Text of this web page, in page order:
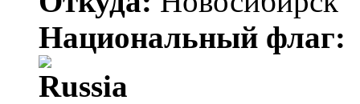
Национальный флаг: